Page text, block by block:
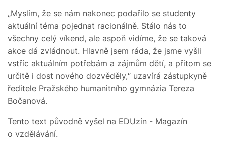
„Myslím, že se nám nakonec podařilo se studenty
aktuální téma pojednat racionálně. Stálo nás to
všechny celý víkend, ale aspoň vidíme, že se taková
akce dá zvládnout. Hlavně jsem ráda, že jsme vyšli
vstříc aktuálním potřebám a zájmům dětí, a přitom se
určitě i dost nového dozvěděly,“ uzavírá zástupkyně
ředitele Pražského humanitního gymnázia Tereza
Bočanová.
Tento text původně vyšel na EDUzín - Magazín
o vzdělávání.